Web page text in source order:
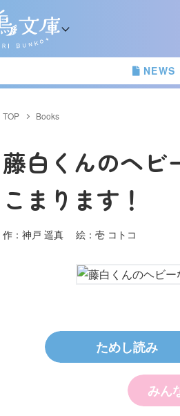
NEWS
TOP Books
藤白くんのヘ
こまります！
作：神戸 遥真 絵：壱 コトコ
ためし読み
みん
探偵チーム
霊は知ってい